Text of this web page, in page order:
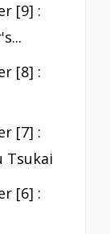
[9] :
[8] :
[7] :
Tsukai
[6] :